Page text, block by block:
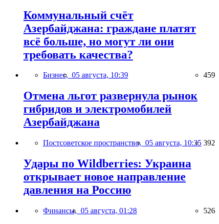
Коммунальный счёт
Азербайджана: граждане платят
всё больше, но могут ли они
требовать качества?
Бизнес, 05 августа, 10:39 459
Отмена льгот развернула рынок
гибридов и электромобилей
Азербайджана
Постсоветское пространство, 05 августа, 10:35 392
Удары по Wildberries: Украина
открывает новое направление
давления на Россию
Финансы, 05 августа, 01:28 526